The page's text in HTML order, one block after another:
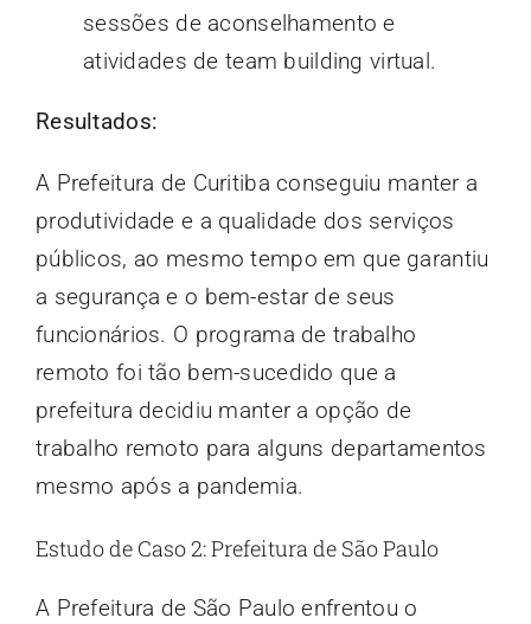
sessões de aconselhamento e
atividades de team building virtual.
Resultados:
A Prefeitura de Curitiba conseguiu manter a
produtividade e a qualidade dos serviços
públicos, ao mesmo tempo em que garantiu
a segurança e o bem-estar de seus
funcionários. O programa de trabalho
remoto foi tão bem-sucedido que a
prefeitura decidiu manter a opção de
trabalho remoto para alguns departamentos
mesmo após a pandemia.
Estudo de Caso 2: Prefeitura de São Paulo
A Prefeitura de São Paulo enfrentou o